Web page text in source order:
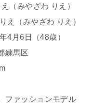
みやざわ りえ）
（みやざわ りえ）
4月6日（48歳）
馬区
ァッションモデル